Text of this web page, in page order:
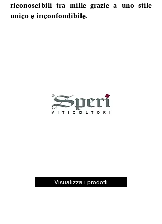
riconoscibili tra mille grazie a uno stile
unico e inconfondibile.
Visualizza i prodotti